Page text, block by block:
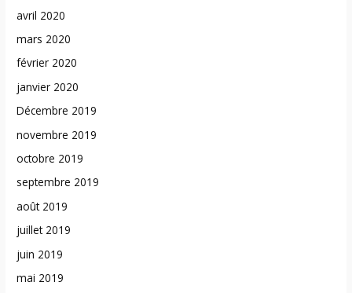
avril 2020
mars 2020
février 2020
janvier 2020
Décembre 2019
novembre 2019
octobre 2019
septembre 2019
août 2019
juillet 2019
juin 2019
mai 2019